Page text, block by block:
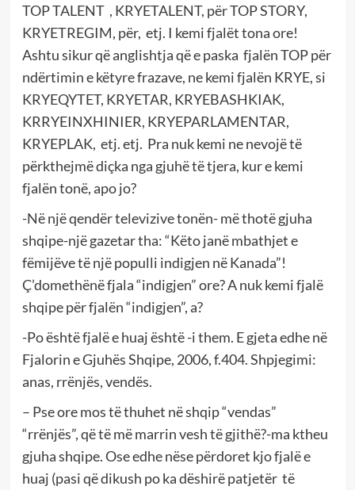
TOP TALENT , KRYETALENT, për TOP STORY,
KRYETREGIM, për, etj. I kemi fjalët tona ore!
Ashtu sikur që anglishtja që e paska fjalën TOP për
ndërtimin e këtyre frazave, ne kemi fjalën KRYE, si
KRYEQYTET, KRYETAR, KRYEBASHKIAK,
KRRYEINXHINIER, KRYEPARLAMENTAR,
KRYEPLAK, etj. etj. Pra nuk kemi ne nevojë të
përkthejmë diçka nga gjuhë të tjera, kur e kemi
fjalën tonë, apo jo?
-Në një qendër televizive tonën- më thotë gjuha
shqipe-një gazetar tha: “Këto janë mbathjet e
fëmijëve të një populli indigjen në Kanada”!
Ç’domethënë fjala “indigjen” ore? A nuk kemi fjalë
shqipe për fjalën “indigjen”, a?
-Po është fjalë e huaj është -i them. E gjeta edhe në
Fjalorin e Gjuhës Shqipe, 2006, f.404. Shpjegimi:
anas, rrënjës, vendës.
– Pse ore mos të thuhet në shqip “vendas”
“rrënjës”, që të më marrin vesh të gjithë?-ma ktheu
gjuha shqipe. Ose edhe nëse përdoret kjo fjalë e
huaj (pasi që dikush po ka dëshirë patjetër të